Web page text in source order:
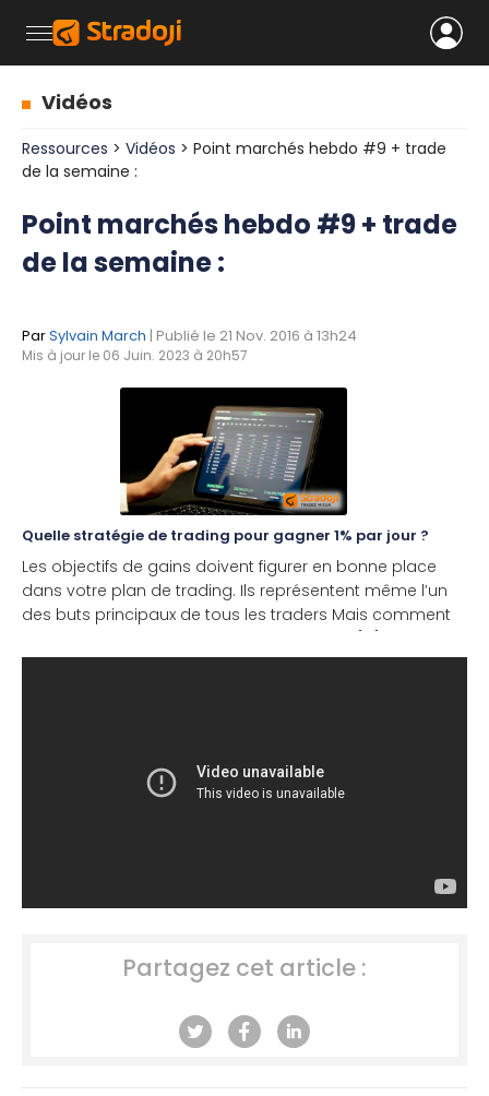
Vidéos
Ressources > Vidéos > Point marchés hebdo #9 + trade
de la semaine :
Point marchés hebdo #9 + trade
de la semaine :
ParSylvain March | Publié le 21 Nov. 2016 à 13h24
Mis à jour le 06 Juin. 2023 à 20h57
Quelle stratégie de trading pour gagner 1% par jour ?
Les objectifs de gains doivent figurer en bonne place
dans votre plan de trading. Ils représentent même l’un
des buts principaux de tous les traders Mais comment
Partagez cet article :